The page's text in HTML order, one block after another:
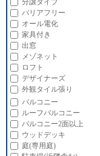
分譲タイプ
バリアフリー
オール電化
家具付き
出窓
メゾネット
ロフト
デザイナーズ
外観タイル張り
バルコニー
ルーフバルコニー
バルコニー2面以上
ウッドデッキ
庭(専用庭)